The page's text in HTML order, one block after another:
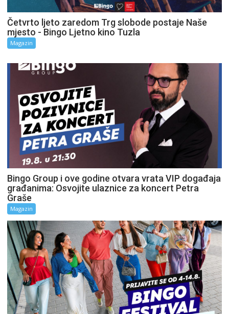
Četvrto ljeto zaredom Trg slobode postaje Naše
mjesto - Bingo Ljetno kino Tuzla
Magazin
Bingo Group i ove godine otvara vrata VIP događaja
građanima: Osvojite ulaznice za koncert Petra
Graše
Magazin